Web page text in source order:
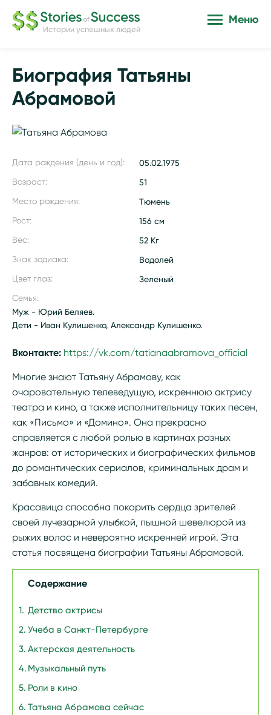
Истории успешных людей
Меню
Биография Татьяны
Абрамовой
Дата рождения (день и год): 05.02.1975
Возраст: 51
Место рождения: Тюмень
Рост: 156 см
Вес: 52 Кг
Знак зодиака: Водолей
Цвет глаз: Зеленый
Семья:
Муж - Юрий Беляев.
Дети - Иван Кулишенко, Александр Кулишенко.
Вконтакте: https://vk.com/tatianaabramova_official
Многие знают Татьяну Абрамову, как
очаровательную телеведущую, искреннюю актрису
театра и кино, а также исполнительницу таких песен,
как «Письмо» и «Домино». Она прекрасно
справляется с любой ролью в картинах разных
жанров: от исторических и биографических фильмов
до романтических сериалов, криминальных драм и
забавных комедий.
Красавица способна покорить сердца зрителей
своей лучезарной улыбкой, пышной шевелюрой из
рыжих волос и невероятно искренней игрой. Эта
статья посвящена биографии Татьяны Абрамовой.
Содержание
Детство актрисы
Учеба в Санкт-Петербурге
Актерская деятельность
Музыкальный путь
Роли в кино
Татьяна Абрамова сейчас